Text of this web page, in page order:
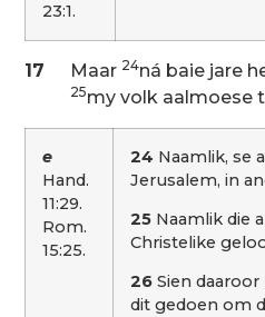
23:1.
17 Maar 24ná baie jare
25my volk aalmoese
e
Hand.
11:29.
Rom.
15:25.
24 Naamlik, se
Jerusalem, in
25 Naamlik die
Christelike
26 Sien daaroor
dit gedoen om